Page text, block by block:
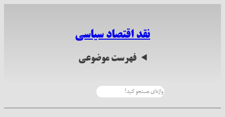
نقد اقتصاد سیاسی
فهرست موضوعی